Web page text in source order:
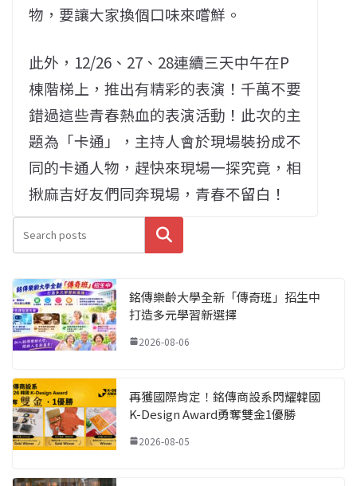
物，要讓大家換個口味來嚐鮮。
此外，12/26、27、28連續三天中午在P
棟階梯上，推出有精彩的表演！千萬不要
錯過這些青春熱血的表演活動！此次的主
題為「卡通」，主持人會於現場裝扮成不
同的卡通人物，趕快來現場一探究竟，相
揪麻吉好友們同奔現場，青春不留白！
搜尋
銘傳樂齡大學全新「傳奇班」招生中
打造多元學習新選擇
2026-08-06
再獲國際肯定！銘傳商設系閃耀韓國
K-Design Award勇奪雙金1優勝
2026-08-05